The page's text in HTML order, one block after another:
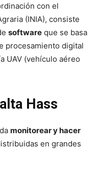
con el
(INIA), consiste
software que se basa
procesamiento digital
UAV (vehículo aéreo
Hass
monitorear y hacer
en grandes